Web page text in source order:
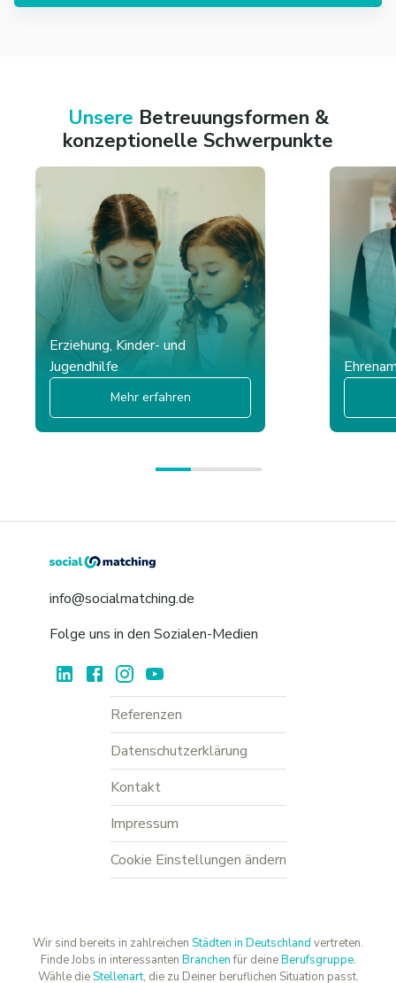
Unsere Betreuungsformen &
konzeptionelle Schwerpunkte
Erziehung, Kinder- und
Jugendhilfe
Mehr erfahren
info@socialmatching.de
Folge uns in den Sozialen-Medien
Referenzen
Datenschutzerklärung
Kontakt
Impressum
Cookie Einstellungen ändern
Wir sind bereits in zahlreichen Städten in Deutschland vertreten.
Finde Jobs in interessanten Branchenfür deineBerufsgruppe.
Wähle dieStellenart, die zu Deiner beruflichen Situation passt.